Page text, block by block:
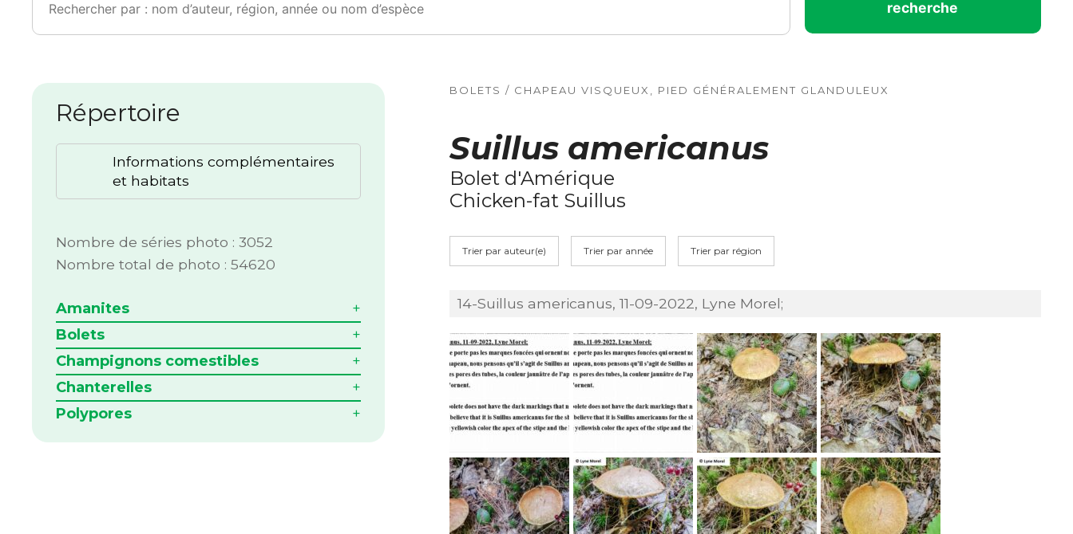
Répertoire
Informations complémentaires
et habitats
Nombre de séries photo : 3052
Nombre total de photo : 54620
Amanites
Bolets
Champignons comestibles
Chanterelles
Polypores
BOLETS / CHAPEAU VISQUEUX, PIED GÉNÉRALEMENT GLANDULEUX
Suillus americanus
Bolet d'Amérique
Chicken-fat Suillus
Trier par auteur(e) Trier par année Trier par région
14-Suillus americanus, 11-09-2022, Lyne Morel;